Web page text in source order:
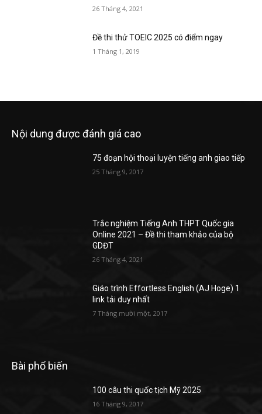
26 Tháng 4, 2021
Đề thi thử TOEIC 2025 có điểm ngay
1 Tháng 1, 2019
Nội dung được đánh giá cao
75 đoạn hội thoại luyện tiếng anh giao tiếp
25 Tháng 9, 2017
Trắc nghiệm Tiếng Anh THPT Quốc gia
Online 2021 – Đề thi tham khảo của bộ
GDĐT
26 Tháng 4, 2021
Giáo trình Effortless English (AJ Hoge) 1
link tải duy nhất
7 Tháng mười một, 2017
Bài phổ biến
100 câu thi quốc tịch Mỹ 2025
16 Tháng 9, 2017